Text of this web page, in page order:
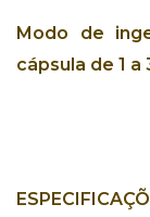
Modo de
cápsula de 1 a